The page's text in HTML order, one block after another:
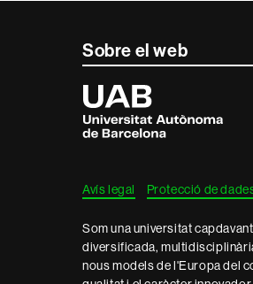
Sobre el web
Universitat
Autònoma
de
Barcelona
Avís legal Protecció de
Som una universitat
diversificada,
nous models de l'Europa del